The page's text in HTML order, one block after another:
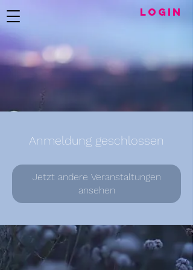
LogIN
Anmeldung geschlossen
Jetzt andere Veranstaltungen
ansehen